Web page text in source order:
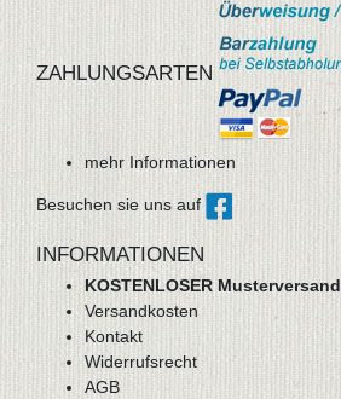
ZAHLUNGSARTEN
mehr Informationen
Besuchen sie uns auf
INFORMATIONEN
KOSTENLOSER Musterversand
Versandkosten
Kontakt
Widerrufsrecht
AGB